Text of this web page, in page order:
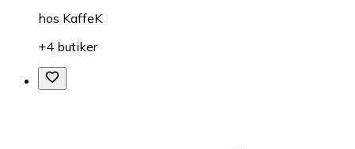
hos KaffeK
+4 butiker